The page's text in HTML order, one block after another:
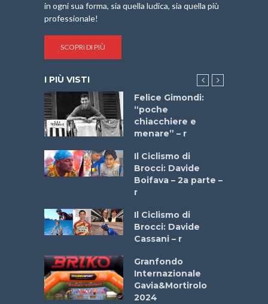
in ogni sua forma, sia quella ludica, sia quella più
professionale!
SCOPRI DI PIÙ
I PIÙ VISTI
Felice Gimondi:
“poche
chiacchiere e
menare” – r
Il Ciclismo di
Brocci: Davide
Boifava – 2a parte –
r
Il Ciclismo di
Brocci: Davide
Cassani – r
Granfondo
Internazionale
Gavia&Mortirolo
2024